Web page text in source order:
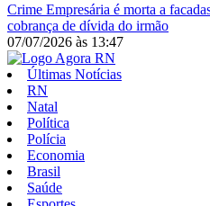
Crime Empresária é morta a
cobrança de dívida do irmão
07/07/2026 às 13:47
Últimas Notícias
RN
Natal
Política
Polícia
Economia
Brasil
Saúde